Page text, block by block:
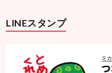
LINEスタンプ